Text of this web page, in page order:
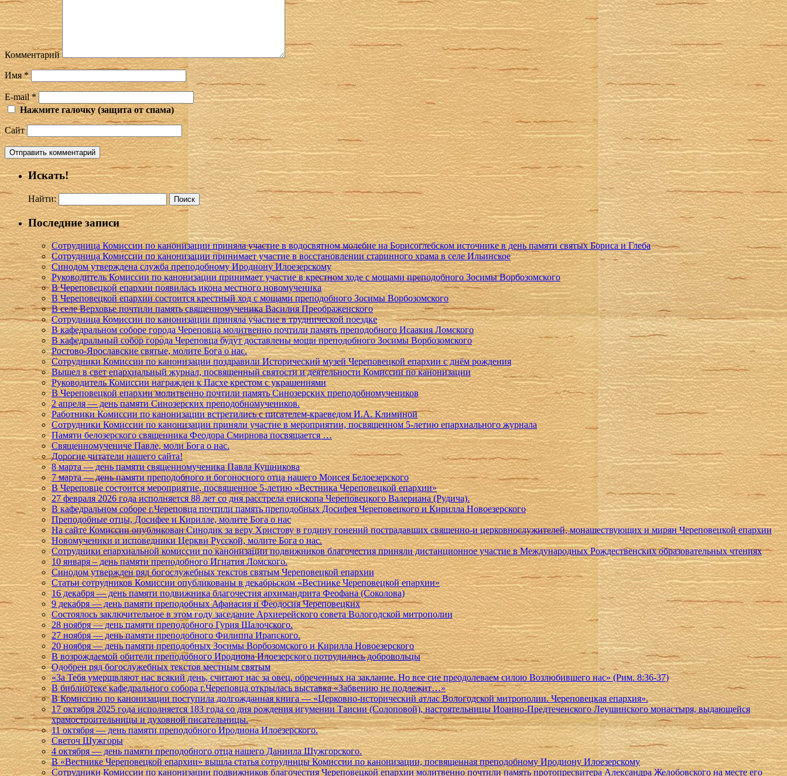
Комментарий
Имя*
E-mail*
Нажмите галочку (защита от спама)
Сайт
Искать!
Найти:
Последние записи
Сотрудница Комиссии по канонизации приняла участие в водосвятном молебне на Борисоглебском источнике в день памяти святых Бориса и Глеба
Сотрудница Комиссии по канонизации принимает участие в восстановлении старинного храма в селе Ильинское
Синодом утверждена служба преподобному Иродиону Илоезерскому
Руководитель Комиссии по канонизации принимает участие в крестном ходе с мощами преподобного Зосимы Ворбозомского
В Череповецкой епархии появилась икона местного новомученика
В Череповецкой епархии состоится крестный ход с мощами преподобного Зосимы Ворбозомского
В селе Верховье почтили память священномученика Василия Преображенского
Сотрудница Комиссии по канонизации приняла участие в труднической поездке
В кафедральном соборе города Череповца молитвенно почтили память преподобного Исаакия Ломского
В кафедральный собор города Череповца будут доставлены мощи преподобного Зосимы Ворбозомского
Ростово-Ярославские святые, молите Бога о нас.
Сотрудники Комиссии по канонизации поздравили Исторический музей Череповецкой епархии с днём рождения
Вышел в свет епархиальный журнал, посвященный святости и деятельности Комиссии по канонизации
Руководитель Комиссии награжден к Пасхе крестом с украшениями
В Череповецкой епархии молитвенно почтили память Синозерских преподобномучеников
2 апреля — день памяти Синозерских преподобномучеников.
Работники Комиссии по канонизации встретились с писателем-краеведом И.А. Климиной
Сотрудники Комиссии по канонизации приняли участие в мероприятии, посвященном 5-летию епархиального журнала
Памяти белозерского священника Феодора Смирнова посвящается …
Священномучениче Павле, моли Бога о нас.
Дорогие читатели нашего сайта!
8 марта — день памяти священномученика Павла Кушникова
7 марта — день памяти преподобного и богоносного отца нашего Моисея Белоезерского
В Череповце состоится мероприятие, посвященное 5-летию «Вестника Череповецкой епархии»
27 февраля 2026 года исполняется 88 лет со дня расстрела епископа Череповецкого Валериана (Рудича).
В кафедральном соборе г.Череповца почтили память преподобных Досифея Череповецкого и Кирилла Новоезерского
Преподобные отцы, Досифее и Кирилле, молите Бога о нас
На сайте Комиссии опубликован Синодик за веру Христову в годину гонений пострадавших священно-и церковнослужителей, монашествующих и мирян Череповецкой епархии
Новомученики и исповедники Церкви Русской, молите Бога о нас.
Сотрудники епархиальной комиссии по канонизации подвижников благочестия приняли дистанционное участие в Международных Рождественских образовательных чтениях
10 января – день памяти преподобного Игнатия Ломского.
Синодом утвержден ряд богослужебных текстов святым Череповецкой епархии
Статьи сотрудников Комиссии опубликованы в декабрьском «Вестнике Череповецкой епархии»
16 декабря — день памяти подвижника благочестия архимандрита Феофана (Соколова)
9 декабря — день памяти преподобных Афанасия и Феодосия Череповецких
Состоялось заключительное в этом году заседание Архиерейского совета Вологодской митрополии
28 ноября — день памяти преподобного Гурия Шалочского.
27 ноября — день памяти преподобного Филиппа Ирапского.
20 ноября — день памяти преподобных Зосимы Ворбозомского и Кирилла Новоезерского
В возрождаемой обители преподобного Иродиона Илоезерского потрудились добровольцы
Одобрен ряд богослужебных текстов местным святым
«За Тебя умерщвляют нас всякий день, считают нас за овец, обреченных на заклание. Но все сие преодолеваем силою Возлюбившего нас» (Рим. 8:36-37)
В библиотеке кафедрального собора г.Череповца открылась выставка «Забвению не подлежит…»
В Комиссию по канонизации поступила долгожданная книга — «Церковно-исторический атлас Вологодской митрополии. Череповецкая епархия».
17 октября 2025 года исполняется 183 года со дня рождения игумении Таисии (Солоповой), настоятельницы Иоанно-Предтеченского Леушинского монастыря, выдающейся
храмостроительницы и духовной писательницы.
11 октября — день памяти преподобного Иродиона Илоезерского.
Светоч Шужгоры
4 октября — день памяти преподобного отца нашего Даниила Шужгорского.
В «Вестнике Череповецкой епархии» вышла статья сотрудницы Комиссии по канонизации, посвященная преподобному Иродиону Илоезерскому
Сотрудники Комиссии по канонизации подвижников благочестия Череповецкой епархии молитвенно почтили память протопресвитера Александра Желобовского на месте его